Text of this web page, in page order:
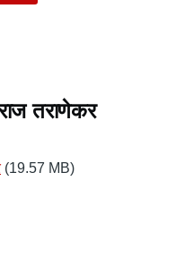
तराणेकर
(19.57 MB)